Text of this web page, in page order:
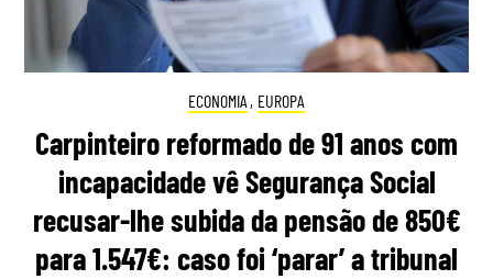
ECONOMIA , EUROPA
Carpinteiro reformado de 91 anos com
incapacidade vê Segurança Social
recusar-lhe subida da pensão de 850€
para 1.547€: caso foi ‘parar’ a tribunal